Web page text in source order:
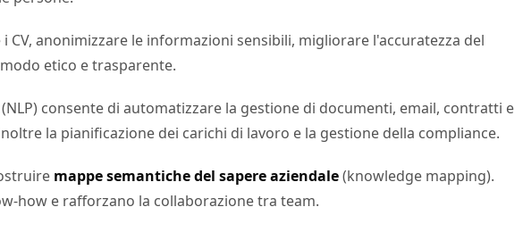
anonimizzare le informazioni sensibili, migliorare l'accuratezza del
etico e trasparente.
consente di automatizzare la gestione di documenti, email, contratti e
la pianificazione dei carichi di lavoro e la gestione della compliance.
mappe semantiche del sapere aziendale(knowledge mapping).
how e rafforzano la collaborazione tra team.